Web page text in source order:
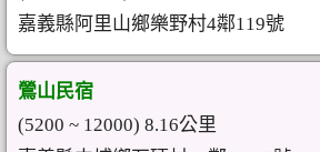
嘉義縣阿里山鄉樂野村4鄰119號
鶯山民宿
(5200 ~ 12000) 8.16公里